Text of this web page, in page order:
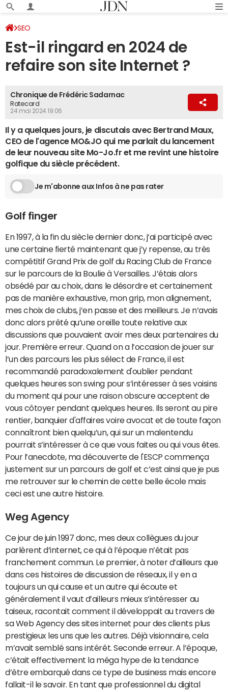
SEO
Est-il ringard en 2024 de
refaire son site Internet ?
Chronique de Frédéric Sadarnac
Ratecard
24 mai 2024 19:06
Il y a quelques jours, je discutais avec Bertrand Maux,
CEO de l'agence MO&JO qui me parlait du lancement
de leur nouveau site Mo-Jo.fr et me revint une histoire
golfique du siècle précédent.
Je m'abonne aux Infos à ne pas rater
Golf finger
En 1997, à la fin du siècle dernier donc, j’ai participé avec
une certaine fierté maintenant que j’y repense, au très
compétitif Grand Prix de golf du Racing Club de France
sur le parcours de la Boulie à Versailles. J’étais alors
obsédé par au choix, dans le désordre et certainement
pas de manière exhaustive, mon grip, mon alignement,
mes choix de clubs, j’en passe et des meilleurs. Je n’avais
donc alors prêté qu’une oreille toute relative aux
discussions que pouvaient avoir mes deux partenaires du
jour. Première erreur. Quand on a l’occasion de jouer sur
l’un des parcours les plus sélect de France, il est
recommandé paradoxalement d'oublier pendant
quelques heures son swing pour s’intéresser à ses voisins
du moment qui pour une raison obscure acceptent de
vous côtoyer pendant quelques heures. Ils seront au pire
rentier, banquier d'affaires voire avocat et de toute façon
connaîtront bien quelqu’un, qui sur un malentendu
pourrait s’intéresser à ce que vous faites ou qui vous êtes.
Pour l’anecdote, ma découverte de l'ESCP commença
justement sur un parcours de golf et c’est ainsi que je pus
me retrouver sur le chemin de cette belle école mais
ceci est une autre histoire.
Weg Agency
Ce jour de juin 1997 donc, mes deux collègues du jour
parlèrent d’internet, ce qui à l’époque n’était pas
franchement commun. Le premier, à noter d’ailleurs que
dans ces histoires de discussion de réseaux, il y en a
toujours un qui cause et un autre qui écoute et
généralement il vaut d’ailleurs mieux s’intéresser au
taiseux, racontait comment il développait au travers de
sa Web Agency des sites internet pour des clients plus
prestigieux les uns que les autres. Déjà visionnaire, cela
m’avait semblé sans intérêt. Seconde erreur. A l’époque,
c’était effectivement la méga hype de la tendance
d’être embarqué dans ce type de business mais encore
fallait-il le savoir. En tant que professionnel du digital